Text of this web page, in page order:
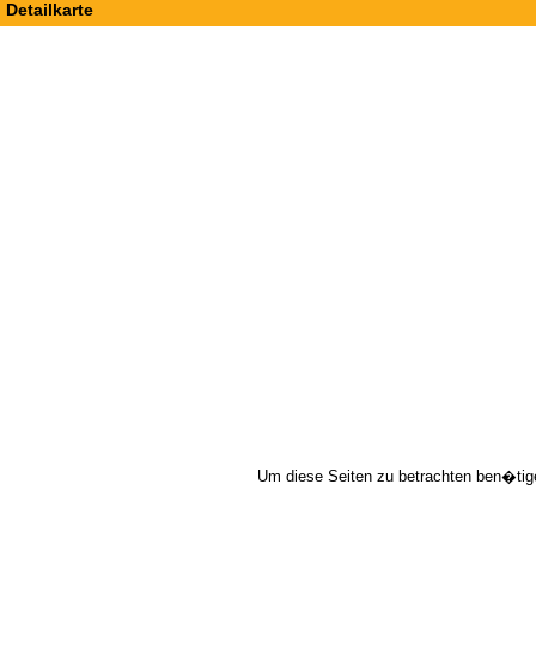
Detailkarte
Um diese Seiten zu betrachten